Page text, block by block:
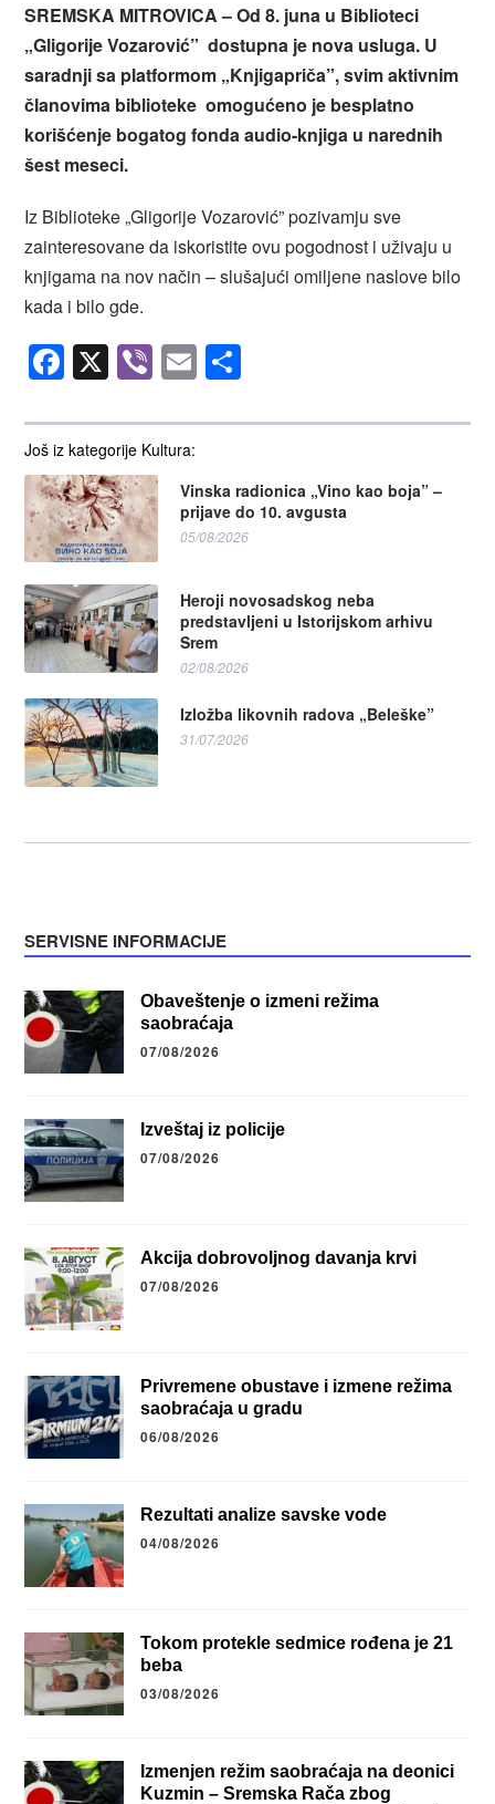
Još iz kategorije Kultura:
Vinska radionica „Vino kao boja” –
prijave do 10. avgusta
05/08/2026
Heroji novosadskog neba
predstavljeni u Istorijskom arhivu
Srem
02/08/2026
Izložba likovnih radova „Beleške”
31/07/2026
SREMSKA MITROVICA – Od 8. juna u Biblioteci
„Gligorije Vozarović” dostupna je nova usluga. U
saradnji sa platformom „Knjigapriča”, svim aktivnim
članovima biblioteke omogućeno je besplatno
korišćenje bogatog fonda audio-knjiga u narednih
šest meseci.
Iz Biblioteke „Gligorije Vozarović” pozivamju sve
zainteresovane da iskoristite ovu pogodnost i uživaju u
knjigama na nov način – slušajući omiljene naslove bilo
kada i bilo gde.
Facebook
X Viber
Email
SERVISNE INFORMACIJE
Obaveštenje o izmeni režima
saobraćaja
07/08/2026
Izveštaj iz policije
07/08/2026
Akcija dobrovoljnog davanja krvi
07/08/2026
Privremene obustave i izmene režima
saobraćaja u gradu
06/08/2026
Rezultati analize savske vode
04/08/2026
Tokom protekle sedmice rođena je 21
beba
03/08/2026
Izmenjen režim saobraćaja na deonici
Kuzmin – Sremska Rača zbog